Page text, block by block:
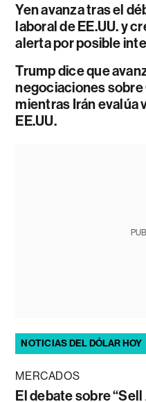
Yen avanza tras el
laboral de EE.UU. y
alerta por posible
Trump dice que
negociaciones sobre
mientras Irán evalúa
EE.UU.
NOTICIAS DEL DÓLAR HOY
MERCADOS
El debate sobre